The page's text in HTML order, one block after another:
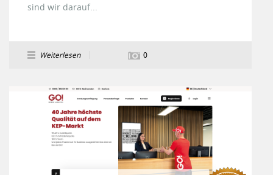
sind wir darauf...
Weiterlesen 0